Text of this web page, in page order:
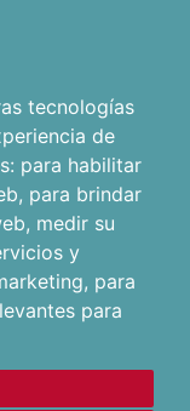
tecnologías
de
para habilitar
, para brindar
, medir su
y
, para
para